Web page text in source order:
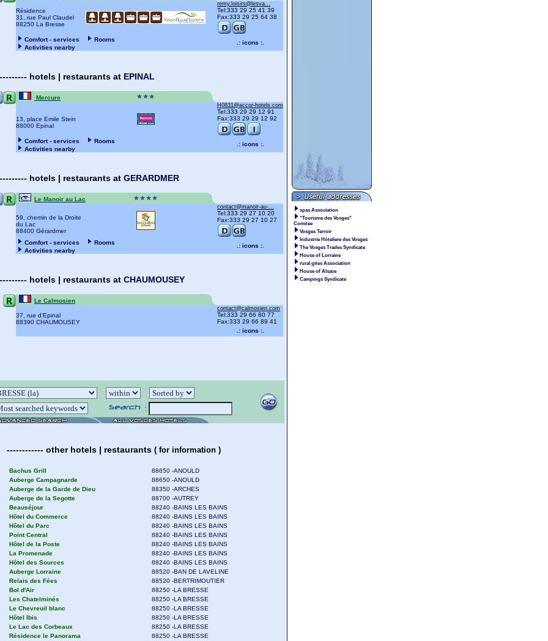
Résidence
31, rue Paul Claudel
88250 La Bresse
remy.loisirs@lesva...
Tel:333 29 25 41 39
Fax:333 29 25 64 38
Comfort - services
Activities nearby
Rooms .: icons :.
hotels | restaurants at EPINAL
Mercure
13, place Emile Stein
88000 Epinal
H0831@accor-hotels.com
Tel:333 29 29 12 91
Fax:333 29 29 12 92
Comfort - services
Activities nearby
Rooms .: icons :.
hotels | restaurants at GERARDMER
Le Manoir au Lac
59, chemin de la Droite
du Lac
88400 Gérardmer
contact@manoir-au-...
Tel:333 29 27 10 20
Fax:333 29 27 10 27
Comfort - services
Activities nearby
Rooms .: icons :.
hotels | restaurants at CHAUMOUSEY
Le Calmosien
37, rue d'Epinal
88390 CHAUMOUSEY
contact@calmosien.com
Tel:333 29 66 80 77
Fax:333 29 66 89 41
.: icons :.
:
------------other hotels | restaurants ( for information )
Bachus Grill
88650 -ANOULD
Auberge Campagnarde
88650 -ANOULD
Auberge de la Garde de Dieu
88350 -ARCHES
Auberge de la Segotte
88700 -AUTREY
Beauséjour
88240 -BAINS LES BAINS
Hôtel du Commerce
88240 -BAINS LES BAINS
Hôtel du Parc
88240 -BAINS LES BAINS
Point Central
88240 -BAINS LES BAINS
Hôtel de la Poste
88240 -BAINS LES BAINS
La Promenade
88240 -BAINS LES BAINS
Hôtel des Sources
88240 -BAINS LES BAINS
Auberge Lorraine
88520 -BAN DE LAVELINE
Relais des Fées
88520 -BERTRIMOUTIER
Bol d'Air
88250 -LA BRESSE
Les Chatelminés
88250 -LA BRESSE
Le Chevreuil blanc
88250 -LA BRESSE
Hôtel Ibis
88250 -LA BRESSE
Le Lac des Corbeaux
88250 -LA BRESSE
Résidence le Panorama
88250 -LA BRESSE
spas Association
"Tourisme des Vosges"
Comitee
Vosges Terroir
Industrie Hôteliere des Vosges
The Vosges Trades Syndicate
House of Lorraine
rural gites Association
House of Alsace
Campings Syndicate